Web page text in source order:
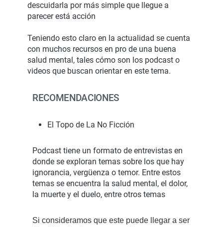
descuidarla por más simple que llegue a
parecer está acción
Teniendo esto claro en la actualidad se cuenta
con muchos recursos en pro de una buena
salud mental, tales cómo son los podcast o
videos que buscan orientar en este tema.
RECOMENDACIONES
El Topo de La No Ficción
Podcast tiene un formato de entrevistas en
donde se exploran temas sobre los que hay
ignorancia, vergüenza o temor. Entre estos
temas se encuentra la salud mental, el dolor,
la muerte y el duelo, entre otros temas
Si consideramos que este puede llegar a ser